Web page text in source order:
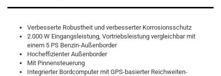
Verbesserte Robustheit und verbesserter Korrosionsschutz
2.000 W Eingangsleistung, Vortriebsleistung vergleichbar mit
einem 5 PS Benzin-Außenborder
Hocheffizienter Außenborder
Mit Pinnensteuerung
Integrierter Bordcomputer mit GPS-basierter Reichweiten-